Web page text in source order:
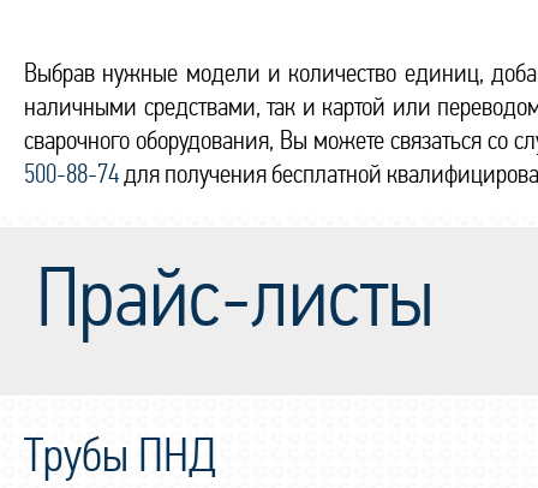
Выбрав нужные модели и количество единиц,
наличными средствами, так и картой или
сварочного оборудования, Вы можете связаться
500-88-74для получения бесплатной
Прайс-листы
Трубы ПНД